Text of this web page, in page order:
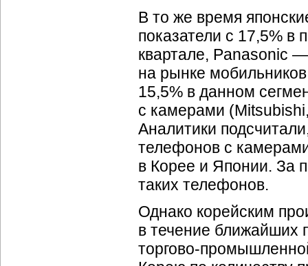
В то же время
показатели с 17,5% в
квартале, Panasonic
на рынке
15,5% в данном
с камерами
Аналитики
телефонов с
в Корее и Японии. За
таких телефонов.
Однако корейским
в течение ближайших
торгово-